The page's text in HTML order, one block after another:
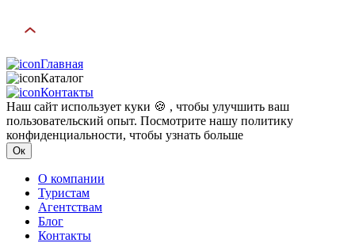
Главная
Каталог
Контакты
Наш сайт использует куки 🍪 , чтобы улучшить ваш
пользовательский опыт. Посмотрите нашу политику
конфиденциальности, чтобы узнать больше
Ок
О компании
Туристам
Агентствам
Блог
Контакты